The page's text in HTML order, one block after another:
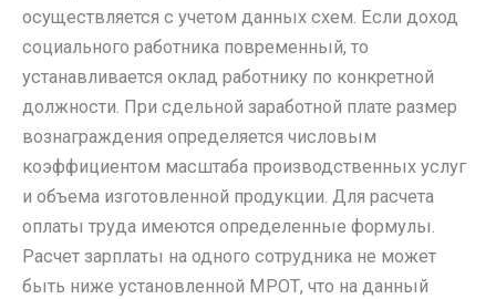
осуществляется с учетом данных схем. Если доход
социального работника повременный, то
устанавливается оклад работнику по конкретной
должности. При сдельной заработной плате размер
вознаграждения определяется числовым
коэффициентом масштаба производственных услуг
и объема изготовленной продукции. Для расчета
оплаты труда имеются определенные формулы.
Расчет зарплаты на одного сотрудника не может
быть ниже установленной МРОТ, что на данный